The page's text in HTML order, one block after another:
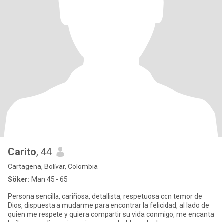
Carito, 44
Cartagena, Bolívar, Colombia
Söker: Man 45 - 65
Persona sencilla, cariñosa, detallista, respetuosa con temor de
Dios, dispuesta a mudarme para encontrar la felicidad, al lado de
quien me respete y quiera compartir su vida conmigo, me encanta